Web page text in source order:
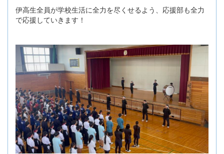
伊高生全員が学校生活に全力を尽くせるよう、応援部も全力
で応援していきます！